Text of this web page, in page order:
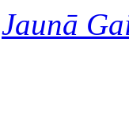
Jaunā